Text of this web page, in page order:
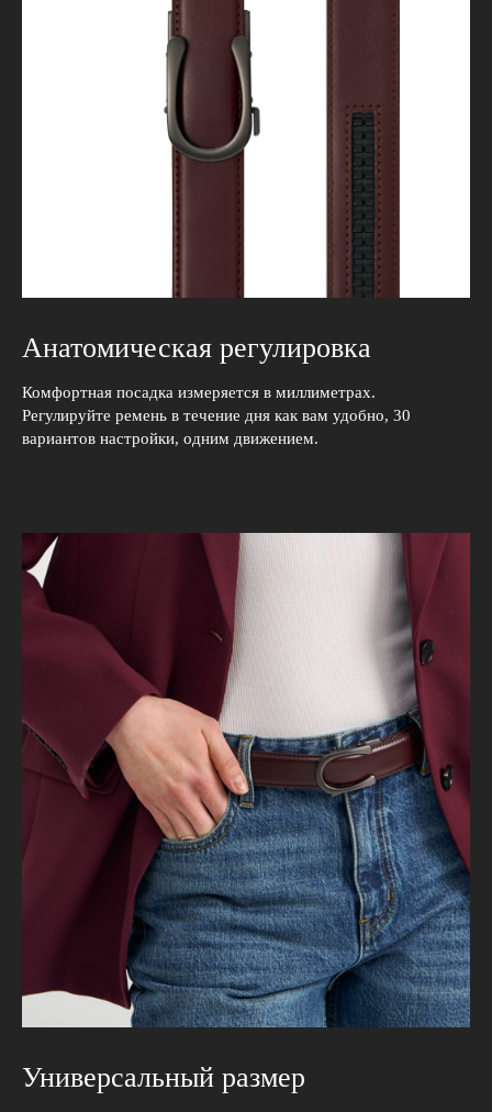
Анатомическая регулировка
Комфортная посадка измеряется в миллиметрах.
Регулируйте ремень в течение дня как вам удобно, 30
вариантов настройки, одним движением.
Универсальный размер